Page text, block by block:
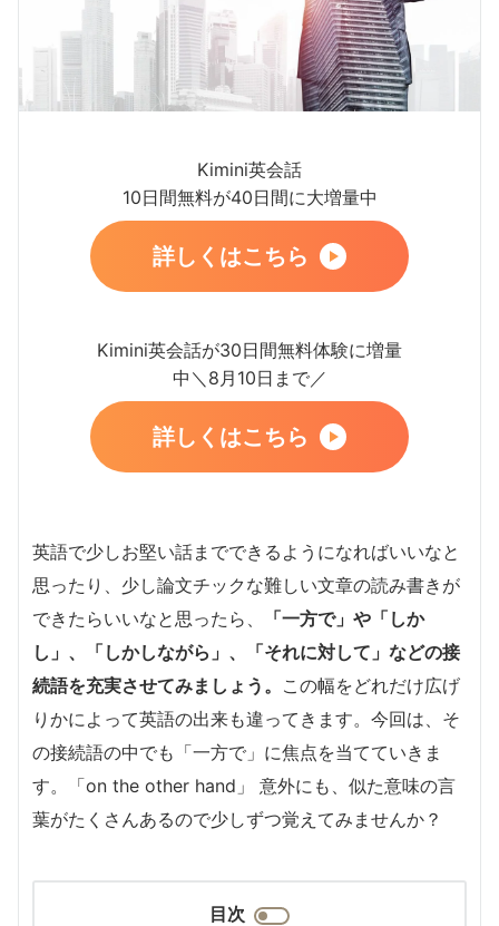
Kimini英会話
10日間無料が40日間に大増量中
詳しくはこちら
Kimini英会話が30日間無料体験に増量
中＼8月10日まで／
詳しくはこちら
英語で少しお堅い話までできるようになればいいなと
思ったり、少し論文チックな難しい文章の読み書きが
できたらいいなと思ったら、
「一方で」や「しか
し」、「しかしながら」、「それに対して」などの接
続語を充実させてみましょう。 この幅をどれだけ広げ
りかによって英語の出来も違ってきます。今回は、そ
の接続語の中でも「一方で」に焦点を当てていきま
す。「on the other hand」 意外にも、似た意味の言
葉がたくさんあるので少しずつ覚えてみませんか？
目次